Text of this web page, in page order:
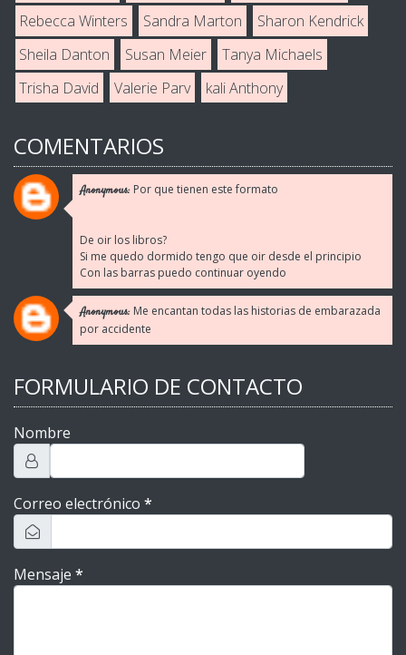
Rebecca Winters
Sandra Marton
Sharon Kendrick
Sheila Danton
Susan Meier
Tanya Michaels
Trisha David
Valerie Parv kali Anthony
COMENTARIOS
Anonymous: Por que tienen este formato
De oir los libros?
Si me quedo dormido tengo que oir desde el principio
Con las barras puedo continuar oyendo
Anonymous: Me encantan todas las historias de embarazada
por accidente
FORMULARIO DE CONTACTO
Nombre
Correo electrónico *
Mensaje *